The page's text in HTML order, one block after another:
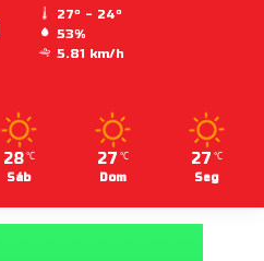
27º - 24º
53%
5.81 km/h
28 ℃
Sáb
27 ℃
Dom
27 ℃
Seg